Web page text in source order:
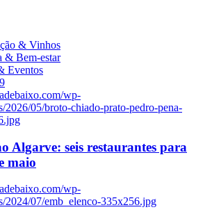
& Vinhos
& Bem-estar
Eventos
wp-
2026/05/broto-chiado-prato-pedro-pena-
Algarve: seis restaurantes para
maio
wp-
2024/07/emb_elenco-335x256.jpg